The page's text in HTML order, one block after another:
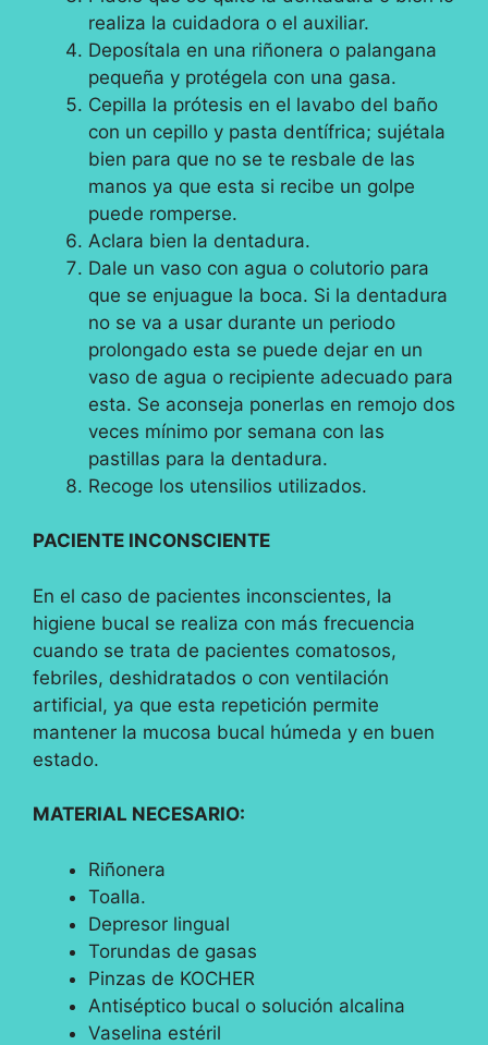
realiza la cuidadora o el auxiliar.
Deposítala en una riñonera o palangana
pequeña y protégela con una gasa.
Cepilla la prótesis en el lavabo del baño
con un cepillo y pasta dentífrica; sujétala
bien para que no se te resbale de las
manos ya que esta si recibe un golpe
puede romperse.
Aclara bien la dentadura.
Dale un vaso con agua o colutorio para
que se enjuague la boca. Si la dentadura
no se va a usar durante un periodo
prolongado esta se puede dejar en un
vaso de agua o recipiente adecuado para
esta. Se aconseja ponerlas en remojo dos
veces mínimo por semana con las
pastillas para la dentadura.
Recoge los utensilios utilizados.
PACIENTE INCONSCIENTE
En el caso de pacientes inconscientes, la
higiene bucal se realiza con más frecuencia
cuando se trata de pacientes comatosos,
febriles, deshidratados o con ventilación
artificial, ya que esta repetición permite
mantener la mucosa bucal húmeda y en buen
estado.
MATERIAL NECESARIO:
Riñonera
Toalla.
Depresor lingual
Torundas de gasas
Pinzas de KOCHER
Antiséptico bucal o solución alcalina
Vaselina estéril